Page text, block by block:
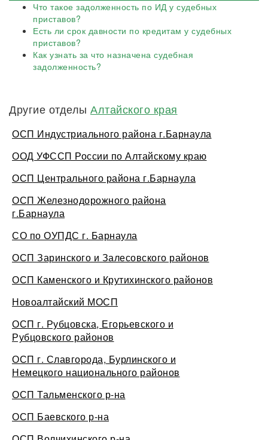
Что такое задолженность по ИД у судебных
приставов?
Есть ли срок давности по кредитам у судебных
приставов?
Как узнать за что назначена судебная
задолженность?
Другие отделы Алтайского края
ОСП Индустриального района г.Барнаула
ООД УФССП России по Алтайскому краю
ОСП Центрального района г.Барнаула
ОСП Железнодорожного района
г.Барнаула
СО по ОУПДС г. Барнаула
ОСП Заринского и Залесовского районов
ОСП Каменского и Крутихинского районов
Новоалтайский МОСП
ОСП г. Рубцовска, Егорьевского и
Рубцовского районов
ОСП г. Славгорода, Бурлинского и
Немецкого национального районов
ОСП Тальменского р-на
ОСП Баевского р-на